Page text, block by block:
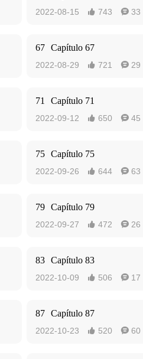
2022-08-15  743  33
67 Capítulo 67
2022-08-29  721  29
71 Capítulo 71
2022-09-12  650  45
75 Capítulo 75
2022-09-26  644  63
79 Capítulo 79
2022-09-27  472  26
83 Capítulo 83
2022-10-09  506  17
87 Capítulo 87
2022-10-23  520  60